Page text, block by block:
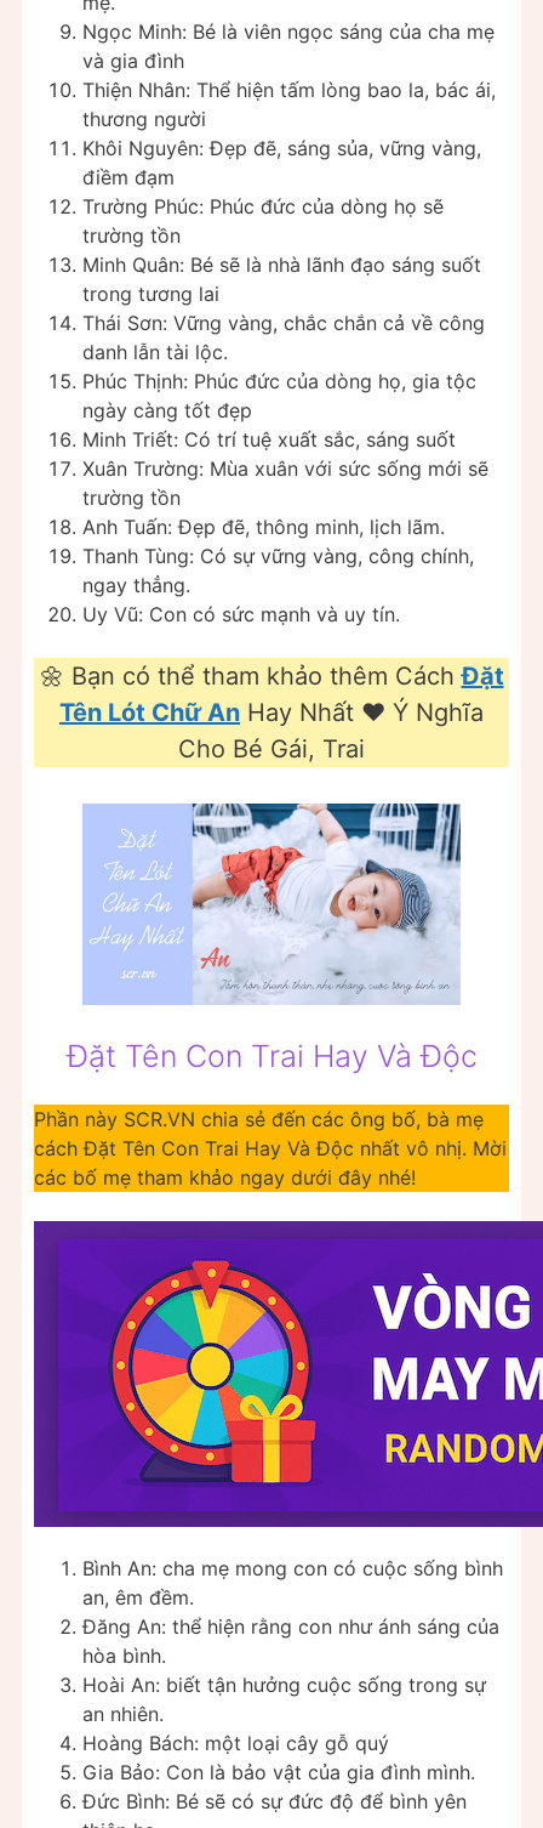
Ngọc Minh: Bé là viên ngọc sáng của cha mẹ
và gia đình
Thiện Nhân: Thể hiện tấm lòng bao la, bác ái,
thương người
Khôi Nguyên: Đẹp đẽ, sáng sủa, vững vàng,
điềm đạm
Trường Phúc: Phúc đức của dòng họ sẽ
trường tồn
Minh Quân: Bé sẽ là nhà lãnh đạo sáng suốt
trong tương lai
Thái Sơn: Vững vàng, chắc chắn cả về công
danh lẫn tài lộc.
Phúc Thịnh: Phúc đức của dòng họ, gia tộc
ngày càng tốt đẹp
Minh Triết: Có trí tuệ xuất sắc, sáng suốt
Xuân Trường: Mùa xuân với sức sống mới sẽ
trường tồn
Anh Tuấn: Đẹp đẽ, thông minh, lịch lãm.
Thanh Tùng: Có sự vững vàng, công chính,
ngay thẳng.
Uy Vũ: Con có sức mạnh và uy tín.
🌼 Bạn có thể tham khảo thêm CáchĐặt
Tên Lót Chữ An Hay Nhất ❤️️ Ý Nghĩa
Cho Bé Gái, Trai
Đặt Tên Con Trai Hay Và Độc
Phần này SCR.VN chia sẻ đến các ông bố, bà mẹ
cách Đặt Tên Con Trai Hay Và Độc nhất vô nhị. Mời
các bố mẹ tham khảo ngay dưới đây nhé!
Bình An: cha mẹ mong con có cuộc sống bình
an, êm đềm.
Đăng An: thể hiện rằng con như ánh sáng của
hòa bình.
Hoài An: biết tận hưởng cuộc sống trong sự
an nhiên.
Hoàng Bách: một loại cây gỗ quý
Gia Bảo: Con là bảo vật của gia đình mình.
Ðức Bình: Bé sẽ có sự đức độ để bình yên